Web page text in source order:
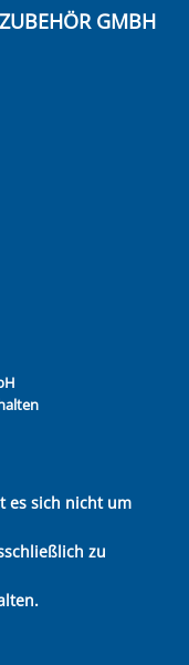
GMBH
es sich nicht um
zu